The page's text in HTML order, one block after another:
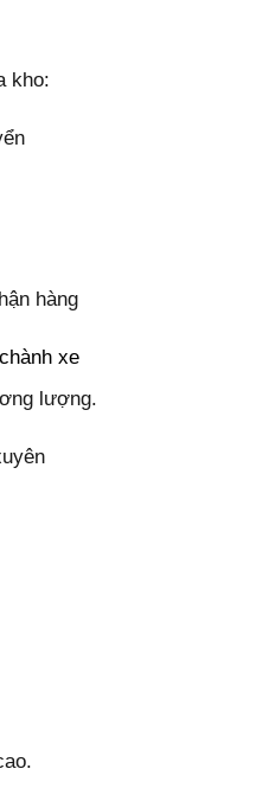
kho:
hàng
xe
lượng.